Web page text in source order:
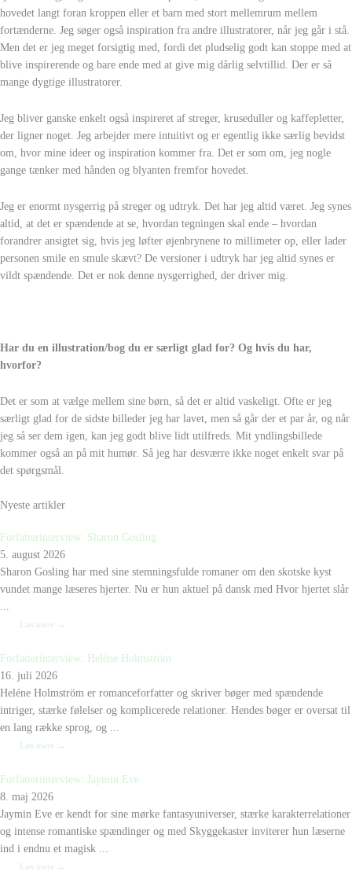
hovedet langt foran kroppen eller et barn med stort mellemrum mellem
fortænderne. Jeg søger også inspiration fra andre illustratorer, når jeg går i stå.
Men det er jeg meget forsigtig med, fordi det pludselig godt kan stoppe med at
blive inspirerende og bare ende med at give mig dårlig selvtillid. Der er så
mange dygtige illustratorer.
Jeg bliver ganske enkelt også inspireret af streger, kruseduller og kaffepletter,
der ligner noget. Jeg arbejder mere intuitivt og er egentlig ikke særlig bevidst
om, hvor mine ideer og inspiration kommer fra. Det er som om, jeg nogle
gange tænker med hånden og blyanten fremfor hovedet.
Jeg er enormt nysgerrig på streger og udtryk. Det har jeg altid været. Jeg synes
altid, at det er spændende at se, hvordan tegningen skal ende – hvordan
forandrer ansigtet sig, hvis jeg løfter øjenbrynene to millimeter op, eller lader
personen smile en smule skævt? De versioner i udtryk har jeg altid synes er
vildt spændende. Det er nok denne nysgerrighed, der driver mig.
Har du en illustration/bog du er særligt glad for? Og hvis du har,
hvorfor?
Det er som at vælge mellem sine børn, så det er altid vaskeligt. Ofte er jeg
særligt glad for de sidste billeder jeg har lavet, men så går der et par år, og når
jeg så ser dem igen, kan jeg godt blive lidt utilfreds. Mit yndlingsbillede
kommer også an på mit humør. Så jeg har desværre ikke noget enkelt svar på
det spørgsmål.
Nyeste artikler
Forfatterinterview: Sharon Gosling
5. august 2026
Sharon Gosling har med sine stemningsfulde romaner om den skotske kyst
vundet mange læseres hjerter. Nu er hun aktuel på dansk med Hvor hjertet slår
Læs mere →
Forfatterinterview: Heléne Holmström
16. juli 2026
Heléne Holmström er romanceforfatter og skriver bøger med spændende
intriger, stærke følelser og komplicerede relationer. Hendes bøger er oversat til
en lang række sprog, og ...
Læs mere →
Forfatterinterview: Jaymin Eve
8. maj 2026
Jaymin Eve er kendt for sine mørke fantasyuniverser, stærke karakterrelationer
og intense romantiske spændinger og med Skyggekaster inviterer hun læserne
ind i endnu et magisk ...
Læs mere →